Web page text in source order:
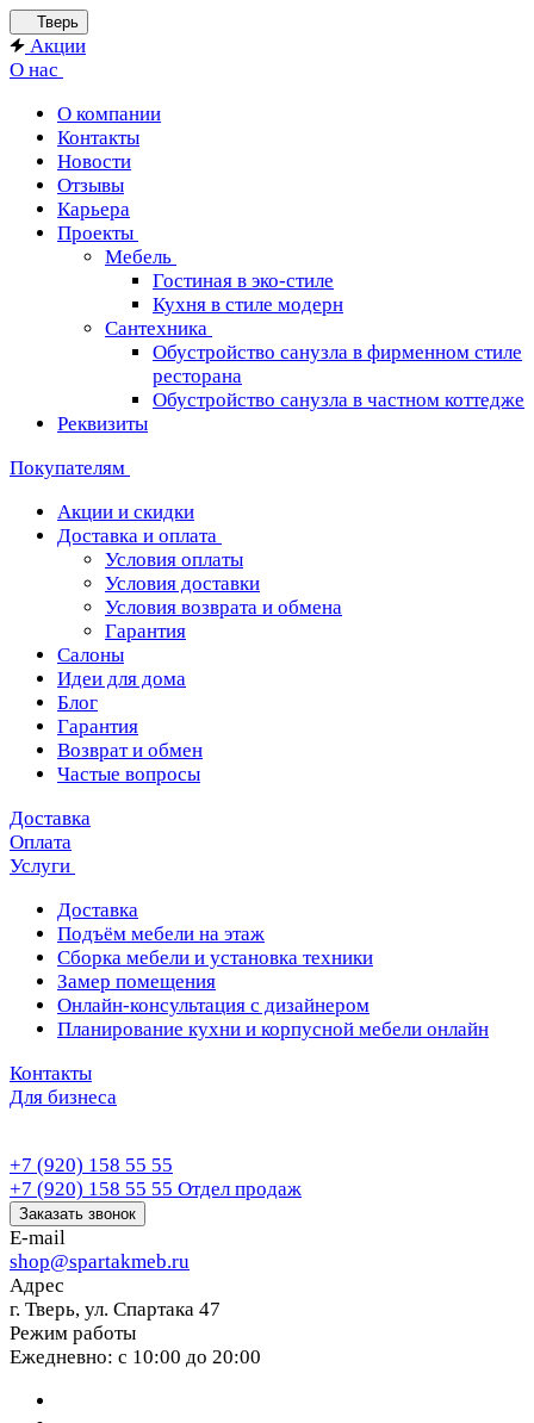
Тверь
Акции
О нас
О компании
Контакты
Новости
Отзывы
Карьера
Проекты
Мебель
Гостиная в эко-стиле
Кухня в стиле модерн
Сантехника
Обустройство санузла в фирменном стиле
ресторана
Обустройство санузла в частном коттедже
Реквизиты
Покупателям
Акции и скидки
Доставка и оплата
Условия оплаты
Условия доставки
Условия возврата и обмена
Гарантия
Салоны
Идеи для дома
Блог
Гарантия
Возврат и обмен
Частые вопросы
Доставка
Оплата
Услуги
Доставка
Подъём мебели на этаж
Сборка мебели и установка техники
Замер помещения
Онлайн-консультация с дизайнером
Планирование кухни и корпусной мебели онлайн
Контакты
Для бизнеса
+7 (920) 158 55 55
+7 (920) 158 55 55 Отдел продаж
Заказать звонок
E-mail
shop@spartakmeb.ru
Адрес
г. Тверь, ул. Спартака 47
Режим работы
Ежедневно: с 10:00 до 20:00